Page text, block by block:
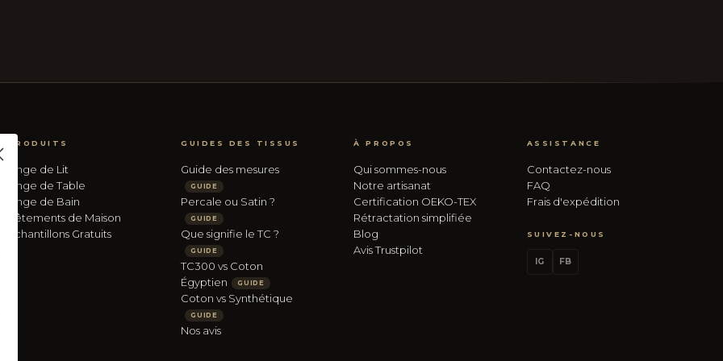
PRODUITS
Linge de Lit
Linge de Table
Linge de Bain
Vêtements de Maison
Échantillons Gratuits
GUIDES DES TISSUS
Guide des mesures
GUIDE
Percale ou Satin ?
GUIDE
Que signifie le TC ?
GUIDE
TC300 vs Coton
Égyptien
GUIDE
Coton vs Synthétique
GUIDE
Nos avis
À PROPOS
Qui sommes-nous
Notre artisanat
Certification OEKO-TEX
Rétractation simplifiée
Blog
Avis Trustpilot
ASSISTANCE
Contactez-nous
FAQ
Frais d'expédition
SUIVEZ-NOUS
IG FB